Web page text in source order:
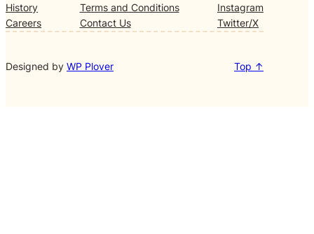
History
Careers
Terms and Conditions
Contact Us
Instagram
Twitter/X
Designed by WP Plover Top ↑